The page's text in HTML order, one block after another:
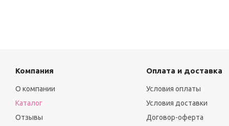
Компания
О компании
Каталог
Отзывы
Оплата и доставка
Условия оплаты
Условия доставки
Договор-оферта